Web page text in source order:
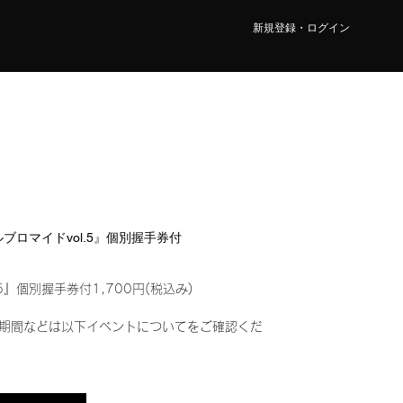
新規登録・ログイン
ロマイドvol.5』個別握手券付
』個別握手券付1,700円(税込み)
間などは以下イベントについてをご確認くだ